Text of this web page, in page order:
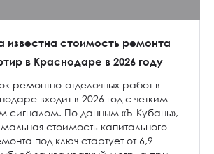
известна стоимость ремонта
в Краснодаре в 2026 году
ремонтно-отделочных работ в
входит в 2026 год с четким
сигналом. По данным «Ъ-Кубань»,
стоимость капитального
под ключ стартует от 6,9